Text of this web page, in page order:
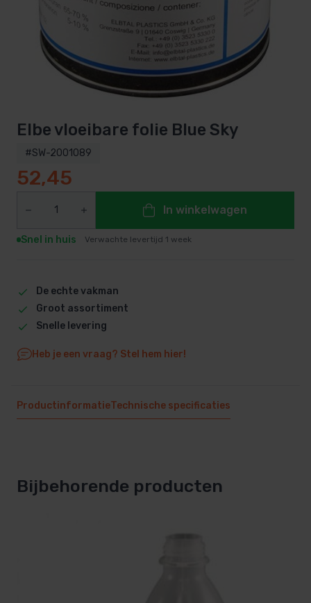
Elbe vloeibare folie Blue Sky
#SW-2001089
52,45
In winkelwagen
Snel in huis Verwachte levertijd 1 week
De echte vakman
Groot assortiment
Snelle levering
Heb je een vraag? Stel hem hier!
ProductinformatieTechnische specificaties
Bijbehorende producten